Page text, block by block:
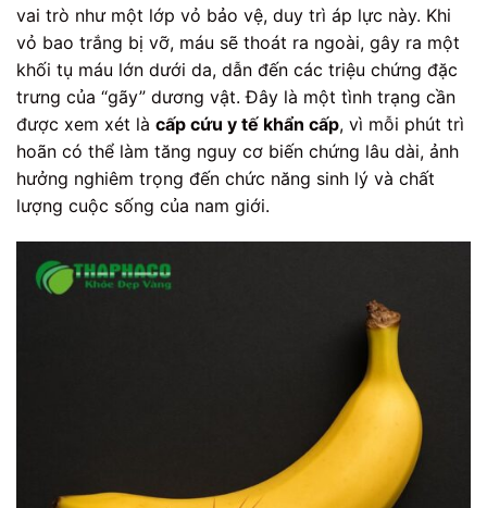
vai trò như một lớp vỏ bảo vệ, duy trì áp lực này. Khi
vỏ bao trắng bị vỡ, máu sẽ thoát ra ngoài, gây ra một
khối tụ máu lớn dưới da, dẫn đến các triệu chứng đặc
trưng của “gãy” dương vật. Đây là một tình trạng cần
được xem xét là cấp cứu y tế khẩn cấp, vì mỗi phút trì
hoãn có thể làm tăng nguy cơ biến chứng lâu dài, ảnh
hưởng nghiêm trọng đến chức năng sinh lý và chất
lượng cuộc sống của nam giới.